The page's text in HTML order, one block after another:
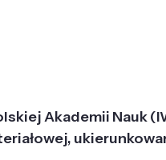
Akademii Nauk